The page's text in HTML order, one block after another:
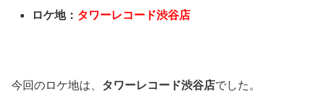
ロケ地： タワーレコード渋谷店
今回のロケ地は、 タワーレコード渋谷店でした。